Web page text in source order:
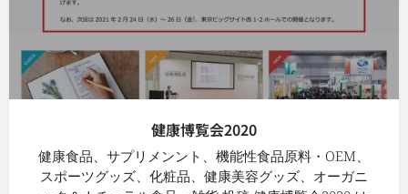
健康博覧会2020
健康食品、サプリメンント、機能性食品原料・OEM、
スポーツグッズ、化粧品、健康美容グッズ、オーガニ